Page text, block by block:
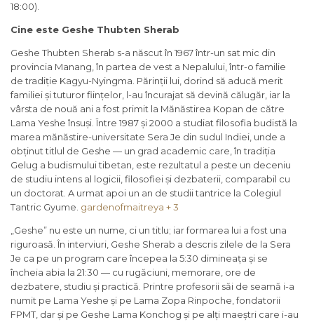
18:00).
Cine este Geshe Thubten Sherab
Geshe Thubten Sherab s-a născut în 1967 într-un sat mic din
provincia Manang, în partea de vest a Nepalului, într-o familie
de tradiție Kagyu-Nyingma. Părinții lui, dorind să aducă merit
familiei și tuturor ființelor, l-au încurajat să devină călugăr, iar la
vârsta de nouă ani a fost primit la Mănăstirea Kopan de către
Lama Yeshe însuși. Între 1987 și 2000 a studiat filosofia budistă la
marea mănăstire-universitate Sera Je din sudul Indiei, unde a
obținut titlul de Geshe — un grad academic care, în tradiția
Gelug a budismului tibetan, este rezultatul a peste un deceniu
de studiu intens al logicii, filosofiei și dezbaterii, comparabil cu
un doctorat. A urmat apoi un an de studii tantrice la Colegiul
Tantric Gyume. gardenofmaitreya + 3
„Geshe” nu este un nume, ci un titlu; iar formarea lui a fost una
riguroasă. În interviuri, Geshe Sherab a descris zilele de la Sera
Je ca pe un program care începea la 5:30 dimineața și se
încheia abia la 21:30 — cu rugăciuni, memorare, ore de
dezbatere, studiu și practică. Printre profesorii săi de seamă i-a
numit pe Lama Yeshe și pe Lama Zopa Rinpoche, fondatorii
FPMT, dar și pe Geshe Lama Konchog și pe alți maeștri care i-au